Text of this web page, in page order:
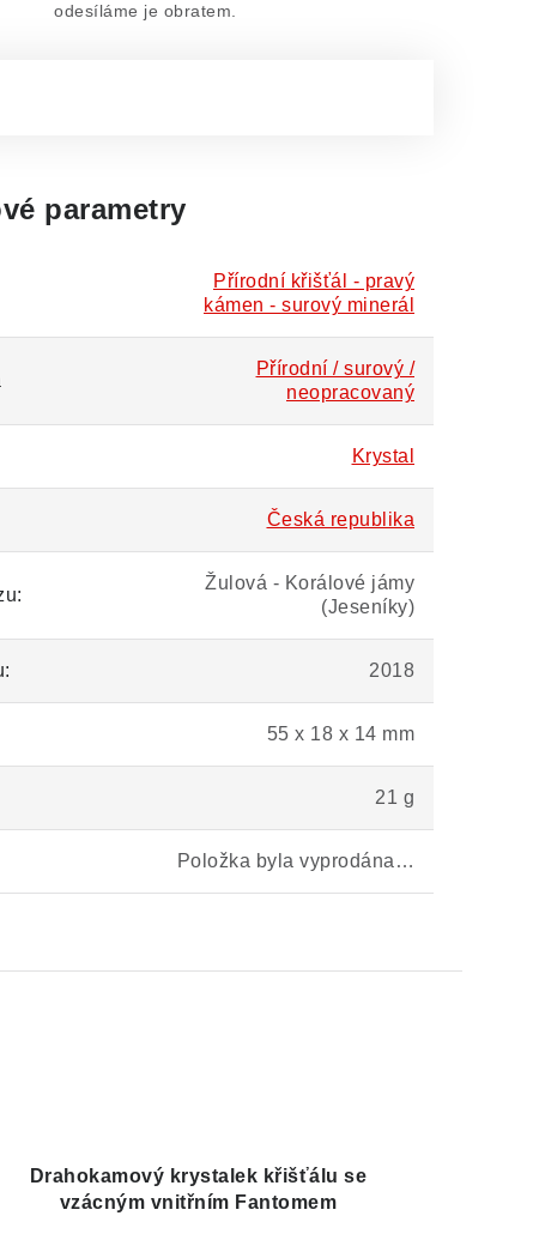
odesíláme je obratem.
parametry
Přírodní křišťál - pravý
kámen - surový minerál
Přírodní / surový /
neopracovaný
Krystal
Česká republika
Žulová - Korálové jámy
(Jeseníky)
2018
55 x 18 x 14 mm
21 g
Položka byla vyprodána…
Drahokamový krystalek křišťálu se
vzácným vnitřním Fantomem